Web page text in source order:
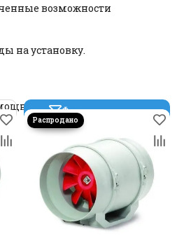
вентиляторы
вентиляторы
Россия
круглые
возможности
на установку.
Фильтр товаров